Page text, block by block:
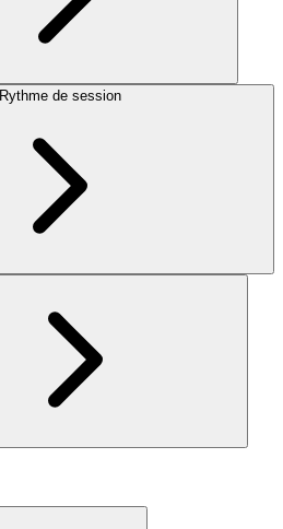
Rythme de session